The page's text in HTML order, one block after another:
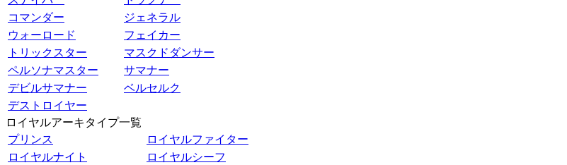
コマンダー
ジェネラル
ウォーロード
フェイカー
トリックスター
マスクドダンサー
ペルソナマスター
サマナー
デビルサマナー
ベルセルク
デストロイヤー
ロイヤルアーキタイプ一覧
プリンス
ロイヤルファイター
ロイヤルナイト
ロイヤルシーフ